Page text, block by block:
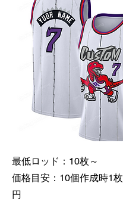
最低ロッド：10枚～
価格目安：10個作成時1
円